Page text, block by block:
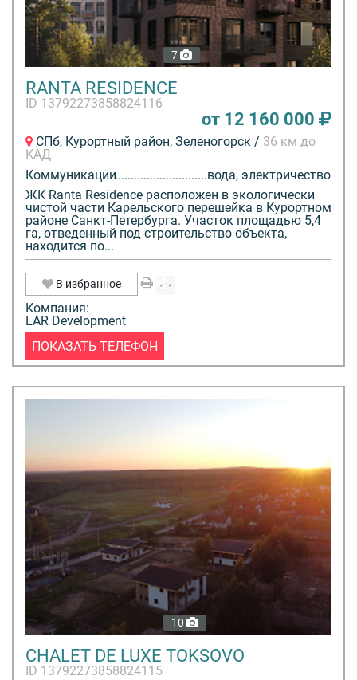
7
RANTA RESIDENCE
ID 13792273858824116
от 12 160 000
СПб, Курортный район, Зеленогорск / 36 км до
КАД
Коммуникации
вода, электричество
ЖК Ranta Residence расположен в экологически
чистой части Карельского перешейка в Курортном
районе Санкт-Петербурга. Участок площадью 5,4
га, отведенный под строительство объекта,
находится по...
В избранное
Компания:
LAR Development
ПОКАЗАТЬ ТЕЛЕФОН
10
CHALET DE LUXE TOKSOVO
ID 13792273858824115